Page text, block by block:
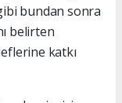
bundan sonra
belirten
katkı